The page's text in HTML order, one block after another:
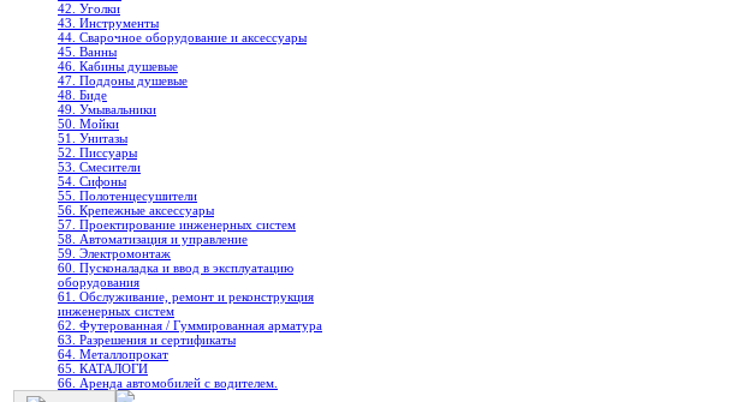
42. Уголки
43. Инструменты
44. Сварочное оборудование и аксессуары
45. Ванны
46. Кабины душевые
47. Поддоны душевые
48. Биде
49. Умывальники
50. Мойки
51. Унитазы
52. Писсуары
53. Смесители
54. Сифоны
55. Полотенцесушители
56. Крепежные аксессуары
57. Проектирование инженерных систем
58. Автоматизация и управление
59. Электромонтаж
60. Пусконаладка и ввод в эксплуатацию
оборудования
61. Обслуживание, ремонт и реконструкция
инженерных систем
62. Футерованная / Гуммированная арматура
63. Разрешения и сертификаты
64. Металлопрокат
65. КАТАЛОГИ
66. Аренда автомобилей с водителем.